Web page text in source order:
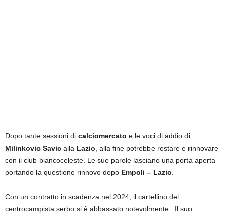
Dopo tante sessioni di calciomercato e le voci di addio di
Milinkovic Savic alla Lazio , alla fine potrebbe restare e rinnovare
con il club biancoceleste. Le sue parole lasciano una porta aperta
portando la questione rinnovo dopo Empoli – Lazio
Con un contratto in scadenza nel 2024, il cartellino del
centrocampista serbo si è abbassato notevolmente . Il suo